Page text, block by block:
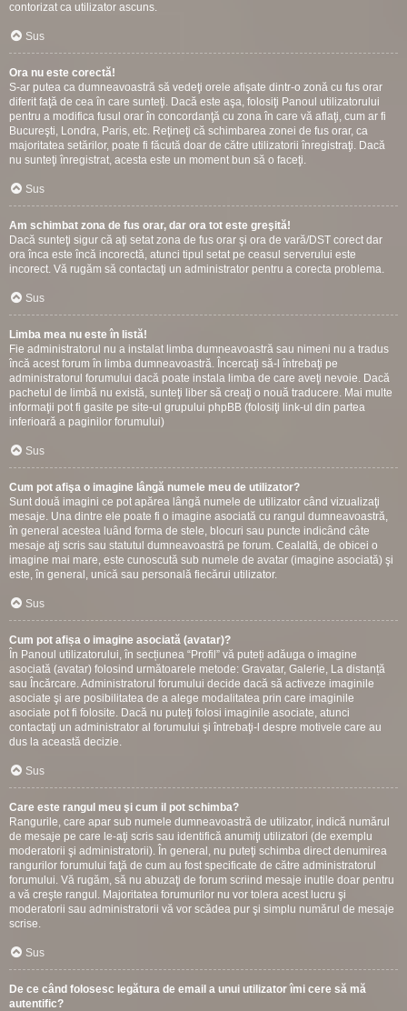
contorizat ca utilizator ascuns.
Sus
Ora nu este corectă!
S-ar putea ca dumneavoastră să vedeţi orele afişate dintr-o zonă cu fus orar
diferit faţă de cea în care sunteţi. Dacă este aşa, folosiţi Panoul utilizatorului
pentru a modifica fusul orar în concordanţă cu zona în care vă aflaţi, cum ar fi
Bucureşti, Londra, Paris, etc. Reţineţi că schimbarea zonei de fus orar, ca
majoritatea setărilor, poate fi făcută doar de către utilizatorii înregistraţi. Dacă
nu sunteţi înregistrat, acesta este un moment bun să o faceţi.
Sus
Am schimbat zona de fus orar, dar ora tot este greşită!
Dacă sunteţi sigur că aţi setat zona de fus orar şi ora de vară/DST corect dar
ora înca este încă incorectă, atunci tipul setat pe ceasul serverului este
incorect. Vă rugăm să contactaţi un administrator pentru a corecta problema.
Sus
Limba mea nu este în listă!
Fie administratorul nu a instalat limba dumneavoastră sau nimeni nu a tradus
încă acest forum în limba dumneavoastră. Încercaţi să-l întrebaţi pe
administratorul forumului dacă poate instala limba de care aveţi nevoie. Dacă
pachetul de limbă nu există, sunteţi liber să creaţi o nouă traducere. Mai multe
informaţii pot fi gasite pe site-ul grupului phpBB (folosiţi link-ul din partea
inferioară a paginilor forumului)
Sus
Cum pot afişa o imagine lângă numele meu de utilizator?
Sunt două imagini ce pot apărea lângă numele de utilizator când vizualizaţi
mesaje. Una dintre ele poate fi o imagine asociată cu rangul dumneavoastră,
în general acestea luând forma de stele, blocuri sau puncte indicând câte
mesaje aţi scris sau statutul dumneavoastră pe forum. Cealaltă, de obicei o
imagine mai mare, este cunoscută sub numele de avatar (imagine asociată) şi
este, în general, unică sau personală fiecărui utilizator.
Sus
Cum pot afișa o imagine asociată (avatar)?
În Panoul utilizatorului, în secțiunea “Profil” vă puteți adăuga o imagine
asociată (avatar) folosind următoarele metode: Gravatar, Galerie, La distanță
sau Încărcare. Administratorul forumului decide dacă să activeze imaginile
asociate şi are posibilitatea de a alege modalitatea prin care imaginile
asociate pot fi folosite. Dacă nu puteţi folosi imaginile asociate, atunci
contactaţi un administrator al forumului şi întrebaţi-l despre motivele care au
dus la această decizie.
Sus
Care este rangul meu şi cum il pot schimba?
Rangurile, care apar sub numele dumneavoastră de utilizator, indică numărul
de mesaje pe care le-aţi scris sau identifică anumiţi utilizatori (de exemplu
moderatorii şi administratorii). În general, nu puteţi schimba direct denumirea
rangurilor forumului faţă de cum au fost specificate de către administratorul
forumului. Vă rugăm, să nu abuzaţi de forum scriind mesaje inutile doar pentru
a vă creşte rangul. Majoritatea forumurilor nu vor tolera acest lucru şi
moderatorii sau administratorii vă vor scădea pur şi simplu numărul de mesaje
scrise.
Sus
De ce când folosesc legătura de email a unui utilizator îmi cere să mă
autentific?